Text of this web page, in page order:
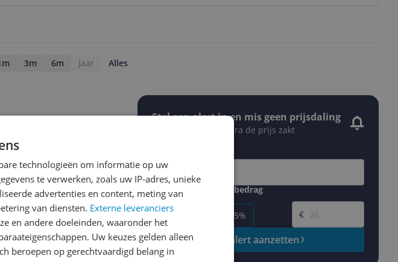
3m 6m Jaar Alles
Stel een alert in en mis geen prijsdaling
Krijg een seintje zodra de prijs zakt
Gewenste daling of bedrag
-5% -15%
Gewenste prijs
€
Prijsalert aanzetten
technologieën om informatie op uw
te verwerken, zoals uw IP-adres, unieke
advertenties en content, meting van
van diensten. Externe leveranciers
en andere doeleinden, waaronder het
Uw keuzes gelden alleen
beroepen op gerechtvaardigd belang in